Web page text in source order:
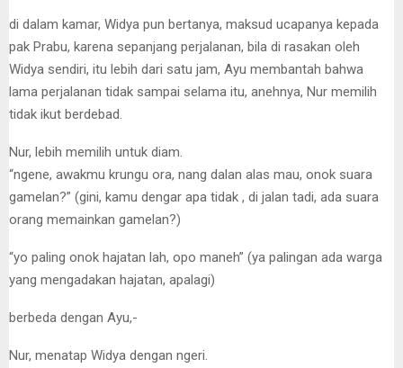
di dalam kamar, Widya pun bertanya, maksud ucapanya kepada
pak Prabu, karena sepanjang perjalanan, bila di rasakan oleh
Widya sendiri, itu lebih dari satu jam, Ayu membantah bahwa
lama perjalanan tidak sampai selama itu, anehnya, Nur memilih
tidak ikut berdebad.
Nur, lebih memilih untuk diam.
“ngene, awakmu krungu ora, nang dalan alas mau, onok suara
gamelan?” (gini, kamu dengar apa tidak , di jalan tadi, ada suara
orang memainkan gamelan?)
“yo paling onok hajatan lah, opo maneh” (ya palingan ada warga
yang mengadakan hajatan, apalagi)
berbeda dengan Ayu,-
Nur, menatap Widya dengan ngeri.